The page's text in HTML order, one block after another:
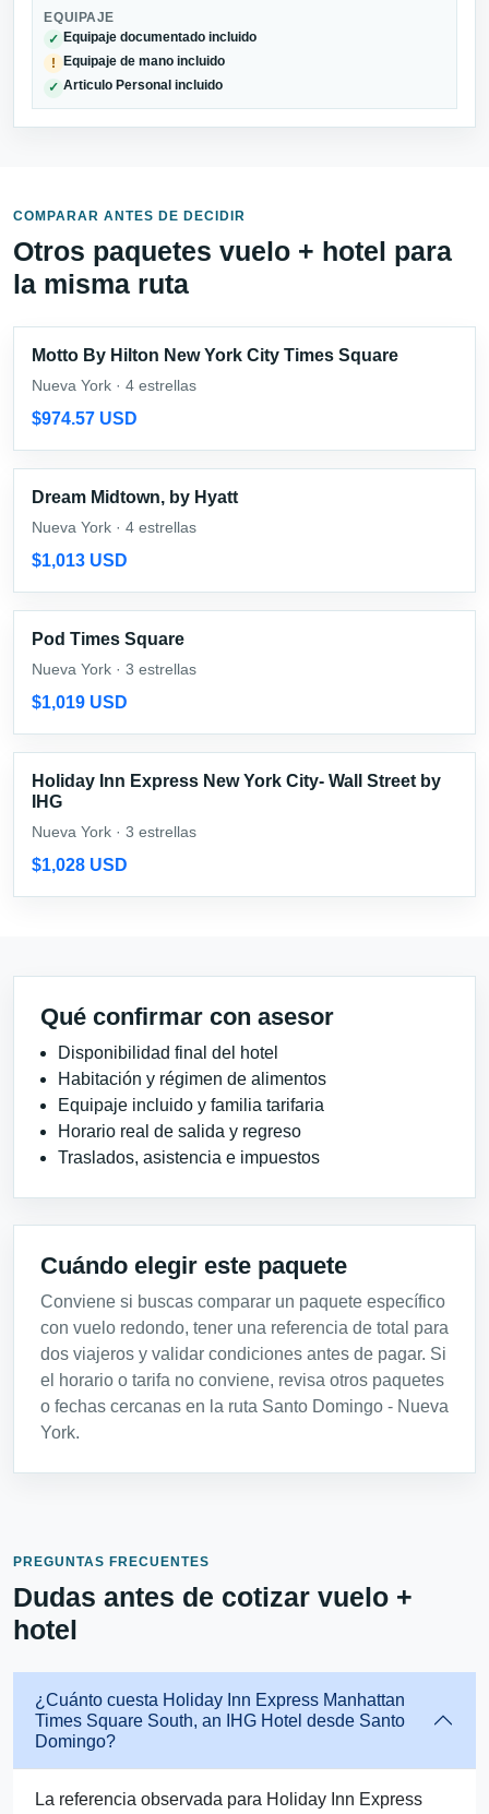
EQUIPAJE
✓ Equipaje documentado incluido
! Equipaje de mano incluido
✓ Articulo Personal incluido
COMPARAR ANTES DE DECIDIR
Otros paquetes vuelo + hotel para
la misma ruta
Motto By Hilton New York City Times Square
Nueva York · 4 estrellas
$974.57 USD
Dream Midtown, by Hyatt
Nueva York · 4 estrellas
$1,013 USD
Pod Times Square
Nueva York · 3 estrellas
$1,019 USD
Holiday Inn Express New York City- Wall Street by
IHG
Nueva York · 3 estrellas
$1,028 USD
Qué confirmar con asesor
Disponibilidad final del hotel
Habitación y régimen de alimentos
Equipaje incluido y familia tarifaria
Horario real de salida y regreso
Traslados, asistencia e impuestos
Cuándo elegir este paquete
Conviene si buscas comparar un paquete específico
con vuelo redondo, tener una referencia de total para
dos viajeros y validar condiciones antes de pagar. Si
el horario o tarifa no conviene, revisa otros paquetes
o fechas cercanas en la ruta Santo Domingo - Nueva
York.
PREGUNTAS FRECUENTES
Dudas antes de cotizar vuelo +
hotel
¿Cuánto cuesta Holiday Inn Express Manhattan
Times Square South, an IHG Hotel desde Santo
Domingo?
La referencia observada para Holiday Inn Express